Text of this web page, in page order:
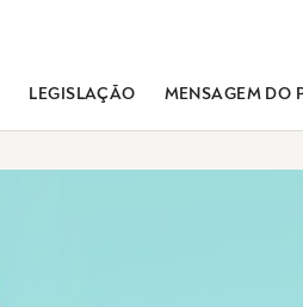
LEGISLAÇÃO MENSAGEM DO